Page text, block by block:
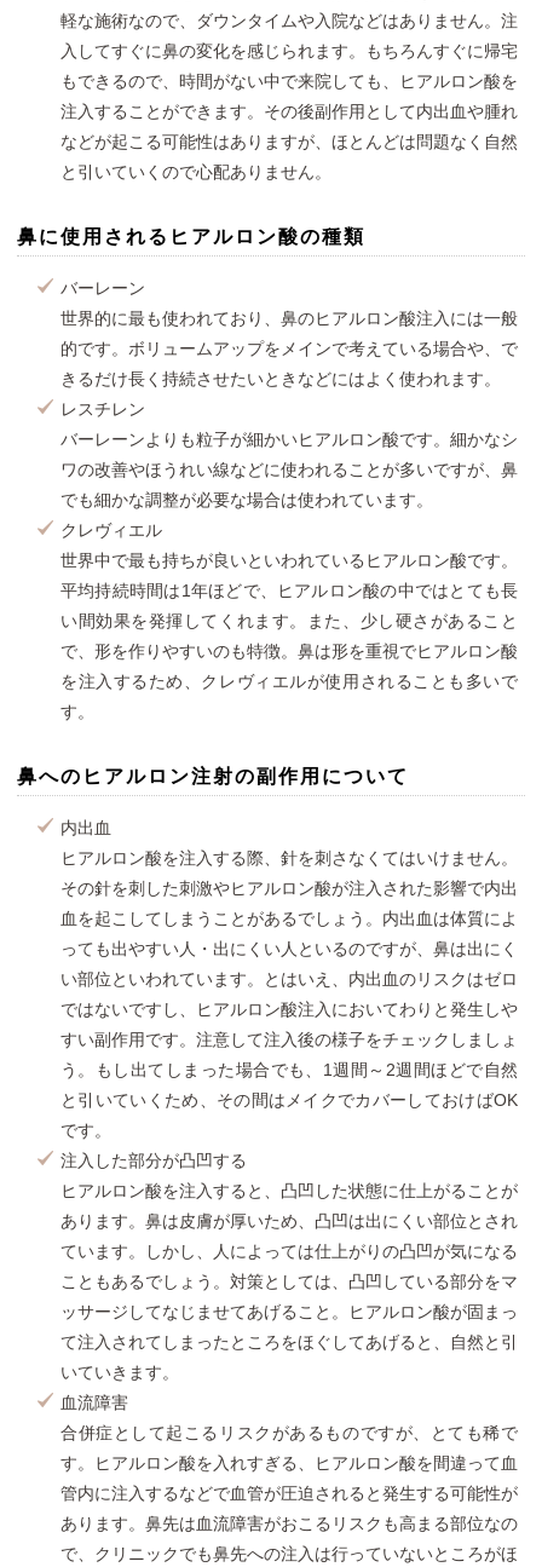
軽な施術なので、ダウンタイムや入院などはありません。注
入してすぐに鼻の変化を感じられます。もちろんすぐに帰宅
もできるので、時間がない中で来院しても、ヒアルロン酸を
注入することができます。その後副作用として内出血や腫れ
などが起こる可能性はありますが、ほとんどは問題なく自然
と引いていくので心配ありません。
鼻に使用されるヒアルロン酸の種類
バーレーン
世界的に最も使われており、鼻のヒアルロン酸注入には一般
的です。ボリュームアップをメインで考えている場合や、で
きるだけ長く持続させたいときなどにはよく使われます。
レスチレン
バーレーンよりも粒子が細かいヒアルロン酸です。細かなシ
ワの改善やほうれい線などに使われることが多いですが、鼻
でも細かな調整が必要な場合は使われています。
クレヴィエル
世界中で最も持ちが良いといわれているヒアルロン酸です。
平均持続時間は1年ほどで、ヒアルロン酸の中ではとても長
い間効果を発揮してくれます。また、少し硬さがあること
で、形を作りやすいのも特徴。鼻は形を重視でヒアルロン酸
を注入するため、クレヴィエルが使用されることも多いで
す。
鼻へのヒアルロン注射の副作用について
内出血
ヒアルロン酸を注入する際、針を刺さなくてはいけません。
その針を刺した刺激やヒアルロン酸が注入された影響で内出
血を起こしてしまうことがあるでしょう。内出血は体質によ
っても出やすい人・出にくい人といるのですが、鼻は出にく
い部位といわれています。とはいえ、内出血のリスクはゼロ
ではないですし、ヒアルロン酸注入においてわりと発生しや
すい副作用です。注意して注入後の様子をチェックしましょ
う。もし出てしまった場合でも、1週間～2週間ほどで自然
と引いていくため、その間はメイクでカバーしておけばOK
です。
注入した部分が凸凹する
ヒアルロン酸を注入すると、凸凹した状態に仕上がることが
あります。鼻は皮膚が厚いため、凸凹は出にくい部位とされ
ています。しかし、人によっては仕上がりの凸凹が気になる
こともあるでしょう。対策としては、凸凹している部分をマ
ッサージしてなじませてあげること。ヒアルロン酸が固まっ
て注入されてしまったところをほぐしてあげると、自然と引
いていきます。
血流障害
合併症として起こるリスクがあるものですが、とても稀で
す。ヒアルロン酸を入れすぎる、ヒアルロン酸を間違って血
管内に注入するなどで血管が圧迫されると発生する可能性が
あります。鼻先は血流障害がおこるリスクも高まる部位なの
で、クリニックでも鼻先への注入は行っていないところがほ